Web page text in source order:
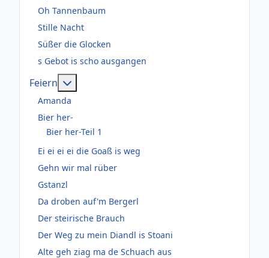
Oh Tannenbaum
Stille Nacht
Süßer die Glocken
s Gebot is scho ausgangen
Feiern
Amanda
Bier her-
Bier her-Teil 1
Ei ei ei ei die Goaß is weg
Gehn wir mal rüber
Gstanzl
Da droben auf'm Bergerl
Der steirische Brauch
Der Weg zu mein Diandl is Stoani
Alte geh ziag ma de Schuach aus